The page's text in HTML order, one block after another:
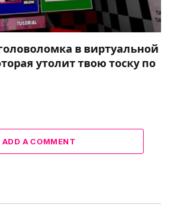
головоломка в виртуальной
утолит твою тоску по
ADD A COMMENT